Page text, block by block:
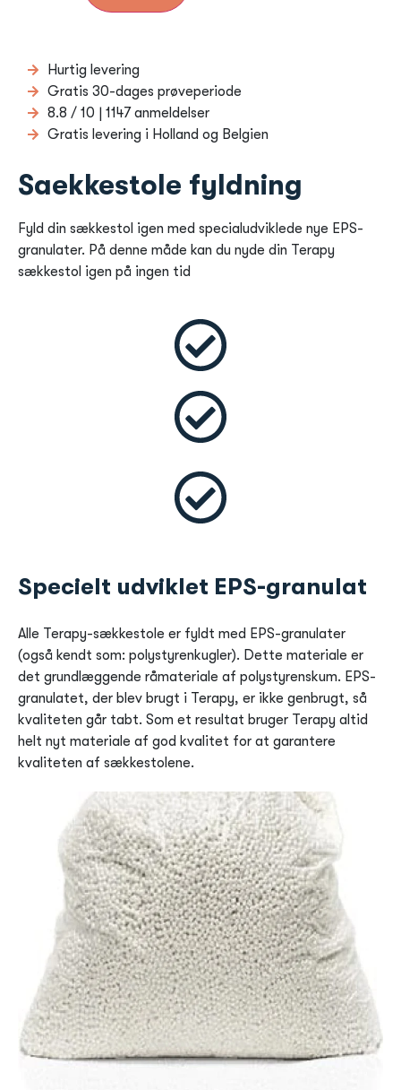
Hurtig levering
Gratis 30-dages prøveperiode
8.8 / 10 | 1147 anmeldelser
Gratis levering i Holland og Belgien
Saekkestole fyldning
Fyld din sækkestol igen med specialudviklede nye EPS-
granulater. På denne måde kan du nyde din Terapy
sækkestol igen på ingen tid
Specielt udviklet EPS-granulat
Alle Terapy-sækkestole er fyldt med EPS-granulater
(også kendt som: polystyrenkugler). Dette materiale er
det grundlæggende råmateriale af polystyrenskum. EPS-
granulatet, der blev brugt i Terapy, er ikke genbrugt, så
kvaliteten går tabt. Som et resultat bruger Terapy altid
helt nyt materiale af god kvalitet for at garantere
kvaliteten af ​​sækkestolene.